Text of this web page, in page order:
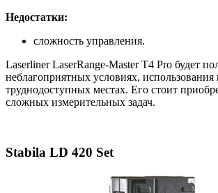
Недостатки:
сложность управления.
Laserliner LaserRange-Master T4 Pro будет
неблагоприятных условиях, использования
труднодоступных местах. Его стоит
сложных измерительных задач.
Stabila LD 420 Set